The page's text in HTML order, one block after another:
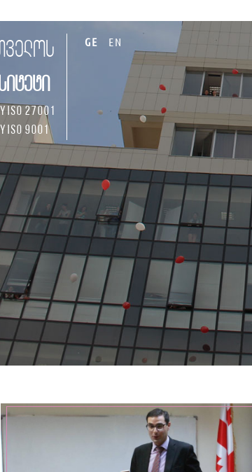
ISO 27001
ISO 9001
GE EN